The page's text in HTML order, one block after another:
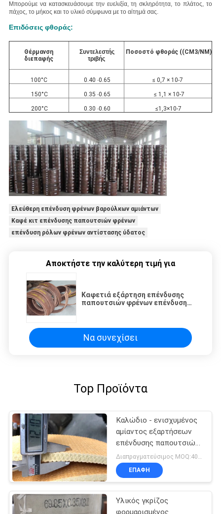
Μπορούμε να κατασκευάσουμε την ευελιξία, τη σκληρότητα, το πλάτος, το
πάχος, το μήκος και το υλικό σύμφωνα με το αίτημά σας.
Επιδόσεις φθοράς:
Θέρμανση
διεπαφής
Συντελεστής
τριβής
Ποσοστό φθοράς ((CM3/NM)
100°C 0.40 ∙0.65 ≤ 0,7 × 10-7
150°C 0.35 ∙0.65 ≤ 1,1 × 10-7
200°C 0.30 ∙0.60 ≤1,3×10-7
Ελεύθερη επένδυση φρένων βαρούλκων αμιάντων
Καφέ κιτ επένδυσης παπουτσιών φρένων
επένδυση ρόλων φρένων αντίστασης ύδατος
Αποκτήστε την καλύτερη τιμή για
Καφετιά εξάρτηση επένδυσης
παπουτσιών φρένων επένδυσης
ύδατος
Να συνεχίσει
Top Προϊόντα
Καλώδιο - ενισχυμένος
αμίαντος εξαρτήσεων
επένδυσης παπουτσιών
φρένων ελεύθερος για
τις πετρελαιοπηγές
βαρούλκων
ΕΠΑΦΉ
Υλικός γκρίζος
φορμαρισμένος